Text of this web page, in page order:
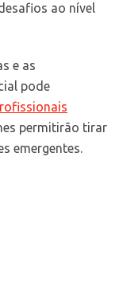
ao nível
e as
pode
permitirão tirar
emergentes.